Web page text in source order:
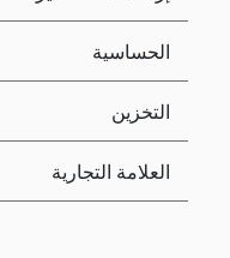
الحساسية
التخزين
العلامة التجارية